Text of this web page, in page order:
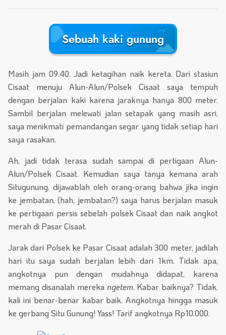
Sebuah kaki gunung
Masih jam 09.40. Jadi ketagihan naik kereta. Dari stasiun
Cisaat menuju Alun-Alun/Polsek Cisaat saya tempuh
dengan berjalan kaki karena jaraknya hanya 800 meter.
Sambil berjalan melewati jalan setapak yang masih asri,
saya menikmati pemandangan segar yang tidak setiap hari
saya rasakan.
Ah, jadi tidak terasa sudah sampai di pertigaan Alun-
Alun/Polsek Cisaat. Kemudian saya tanya kemana arah
Situgunung, dijawablah oleh orang-orang bahwa jika ingin
ke jembatan, (hah, jembatan?) saya harus berjalan masuk
ke pertigaan persis sebelah polsek Cisaat dan naik angkot
merah di Pasar Cisaat.
Jarak dari Polsek ke Pasar Cisaat adalah 300 meter, jadilah
hari itu saya sudah berjalan lebih dari 1km. Tidak apa,
angkotnya pun dengan mudahnya didapat, karena
memang disanalah mereka ngetem. Kabar baiknya? Tidak,
kali ini benar-benar kabar baik. Angkotnya hingga masuk
ke gerbang Situ Gunung! Yass! Tarif angkotnya Rp10.000.